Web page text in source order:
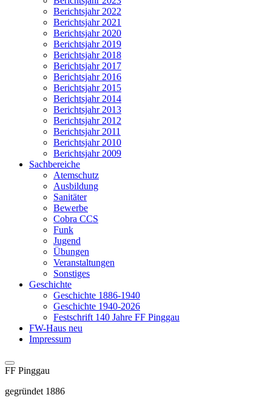
Berichtsjahr 2022
Berichtsjahr 2021
Berichtsjahr 2020
Berichtsjahr 2019
Berichtsjahr 2018
Berichtsjahr 2017
Berichtsjahr 2016
Berichtsjahr 2015
Berichtsjahr 2014
Berichtsjahr 2013
Berichtsjahr 2012
Berichtsjahr 2011
Berichtsjahr 2010
Berichtsjahr 2009
Sachbereiche
Atemschutz
Ausbildung
Sanitäter
Bewerbe
Cobra CCS
Funk
Jugend
Übungen
Veranstaltungen
Sonstiges
Geschichte
Geschichte 1886-1940
Geschichte 1940-2026
Festschrift 140 Jahre FF Pinggau
FW-Haus neu
Impressum
FF Pinggau
gegründet 1886